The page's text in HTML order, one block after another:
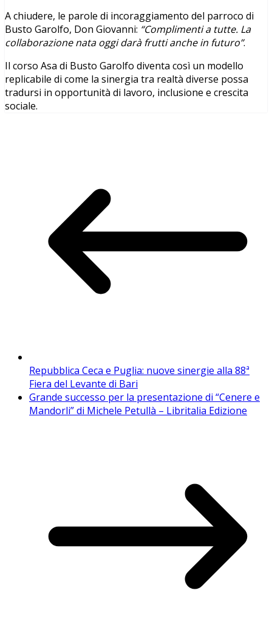
A chiudere, le parole di incoraggiamento del parroco di
Busto Garolfo, Don Giovanni: “Complimenti a tutte. La
collaborazione nata oggi darà frutti anche in futuro”.
Il corso Asa di Busto Garolfo diventa così un modello
replicabile di come la sinergia tra realtà diverse possa
tradursi in opportunità di lavoro, inclusione e crescita
sociale.
Repubblica Ceca e Puglia: nuove sinergie alla 88ª
Fiera del Levante di Bari
Grande successo per la presentazione di “Cenere e
Mandorli” di Michele Petullà – Libritalia Edizione